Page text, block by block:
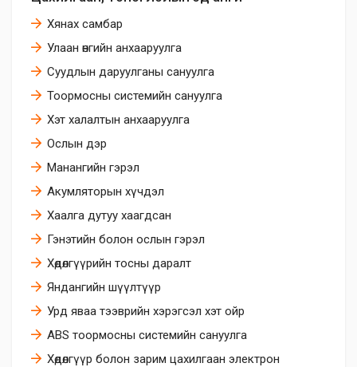
Хянах самбар
Улаан өнгийн анхааруулга
Суудлын даруулганы сануулга
Тоормосны системийн сануулга
Хэт халалтын анхааруулга
Ослын дэр
Манангийн гэрэл
Акумляторын хүчдэл
Хаалга дутуу хаагдсан
Гэнэтийн болон ослын гэрэл
Хөдөлгүүрийн тосны даралт
Яндангийн шүүлтүүр
Урд яваа тээврийн хэрэгсэл хэт ойр
ABS тоормосны системийн сануулга
Хөдөлгүүр болон зарим цахилгаан электрон